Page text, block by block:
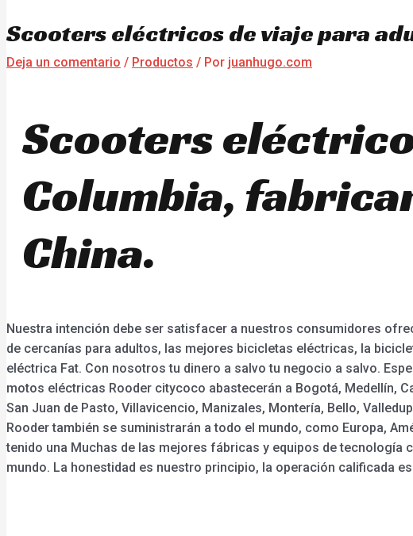
Scooters eléctricos de viaje para
Deja un comentario / Productos / Por juanhugo.com
Scooters
Columbia,
China.
Nuestra intención debe ser satisfacer a nuestros consumidores
de cercanías para adultos, las mejores bicicletas eléctricas, la
eléctrica Fat. Con nosotros tu dinero a salvo tu negocio a salvo.
motos eléctricas Rooder citycoco abastecerán a Bogotá, Medellín,
San Juan de Pasto, Villavicencio, Manizales, Montería, Bello,
Rooder también se suministrarán a todo el mundo, como Europa,
tenido una Muchas de las mejores fábricas y equipos de
mundo. La honestidad es nuestro principio, la operación calificada